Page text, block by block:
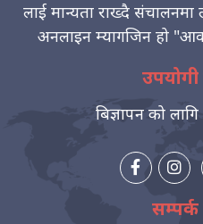
लाई मान्यता राख्दै
अनलाइन म्यागजिन हो
बिज्ञापन को लागि